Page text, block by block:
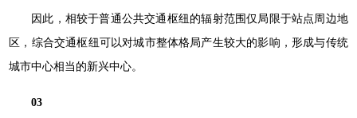
因此，相较于普通公共交通枢纽的辐射范围仅局限于站点周边地
区，综合交通枢纽可以对城市整体格局产生较大的影响，形成与传统
城市中心相当的新兴中心。
03